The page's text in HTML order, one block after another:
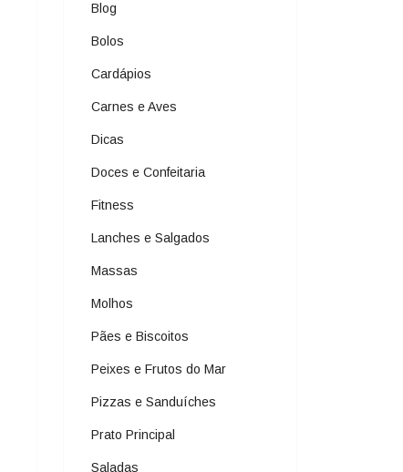
Blog
Bolos
Cardápios
Carnes e Aves
Dicas
Doces e Confeitaria
Fitness
Lanches e Salgados
Massas
Molhos
Pães e Biscoitos
Peixes e Frutos do Mar
Pizzas e Sanduíches
Prato Principal
Saladas